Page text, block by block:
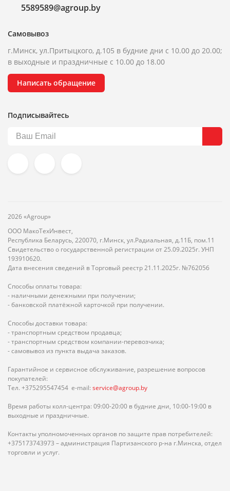
5589589@agroup.by
Самовывоз
г.Минск, ул.Притыцкого, д.105 в будние дни с 10.00 до 20.00;
в выходные и праздничные с 10.00 до 18.00
Написать обращение
Подписывайтесь
2026 «Agroup»
ООО МакоТехИнвест,
Республика Беларусь, 220070, г.Минск, ул.Радиальная, д.11Б, пом.11
Свидетельство о государственной регистрации от 25.09.2025г. УНП
193910620.
Дата внесения сведений в Торговый реестр 21.11.2025г. №762056
Способы оплаты товара:
- наличными денежными при получении;
- банковской платёжной карточкой при получении.
Способы доставки товара:
- транспортным средством продавца;
- транспортным средством компании-перевозчика;
- самовывоз из пункта выдача заказов.
Гарантийное и сервисное обслуживание, разрешение вопросов
покупателей:
Тел. +375295547454 e-mail: service@agroup.by
Время работы колл-центра: 09:00-20:00 в будние дни, 10:00-19:00 в
выходные и праздничные.
Контакты уполномоченных органов по защите прав потребителей:
+375173743973 – администрация Партизанского р-на г.Минска, отдел
торговли и услуг.